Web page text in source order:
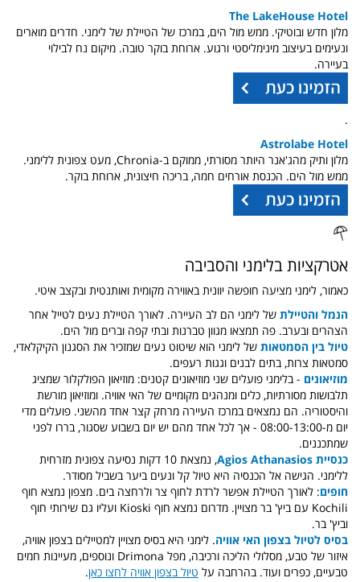
The LakeHouse Hotel
מלון חדש ובוטיקי. ממש מול הים, במרכז של הטיילת של לימני. חדרים מוארים
ונעימים בעיצוב מינימליסטי ורגוע. ארוחת בוקר טובה. מיקום נח לבילוי
בעיירה.
.
Astrolabe Hotel
מלון ותיק מהג'אנר היותר מסורתי, ממוקם ב-Chronia, מעט צפונית ללימני.
ממש מול הים. הכנסת אורחים חמה, בריכה חיצונית, ארוחת בוקר.
אטרקציות בלימני והסביבה
כאמור, לימני מציעה חופשה יוונית באווירה מקומית ואותנטית ובקצב איטי.
הנמל והטיילת של לימני הם לב העיירה. לאורך הטיילת נעים לטייל אחר
הצהרים ובערב. פה תמצאו מגוון טברנות ובתי קפה וברים מול הים.
טיול בין הסמטאות של לימני הוא שיטוט נעים שמזכיר את הסגנון הקיקלאדי,
סמטאות צרות, בתים לבנים וגגות רעפים.
מוזיאונים - בלימני פועלים שני מוזיאונים קטנים: מוזיאון הפולקלור שמציג
תלבושות מסורתיות, כלים ומנהגים מקומיים של האי אוויה. ומוזיאון מורשת
והיסטוריה. הם נמצאים במרכז העיירה מרחק קצר אחד מהשני. פועלים מדי
יום מ-08:00-13:00 - אך לכל אחד מהם יש יום בשבוע שסגור, בררו לפני
שמתכננים.
כנסיית Agios Athanasios
, נמצאת 10 דקות נסיעה צפונית מזרחית
ללימני. הגישה אל הכנסיה היא טיול קל ונעים ביער בשביל מסודר.
חופים: לאורך הטיילת אפשר לרדת לחוף צר ולרחצה בים. מצפון נמצא חוף
Kochili עם ביץ' בר מצויין. מדרום נמצא חוף Kioski ועליו גם שירותי חוף
וביץ' בר.
בסיס לטיול בצפון האי אוויה. לימני היא בסיס מצויין למטיילים בצפון אוויה,
איזור של טבע, מסלולי הליכה ורכיבה, מפל Drimona ונוספים, מעיינות חמים
טבעיים, כפרים ועוד. בהרחבה על טיול בצפון אוויה לחצו כאן.